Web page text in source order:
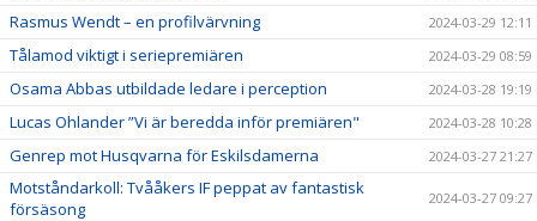
Rasmus Wendt – en profilvärvning 2024-03-29 12:11
Tålamod viktigt i seriepremiären 2024-03-29 08:59
Osama Abbas utbildade ledare i perception 2024-03-28 19:19
Lucas Ohlander ”Vi är beredda inför premiären" 2024-03-28 10:28
Genrep mot Husqvarna för Eskilsdamerna 2024-03-27 21:27
Motståndarkoll: Tvååkers IF peppat av fantastisk
försäsong
2024-03-27 09:27